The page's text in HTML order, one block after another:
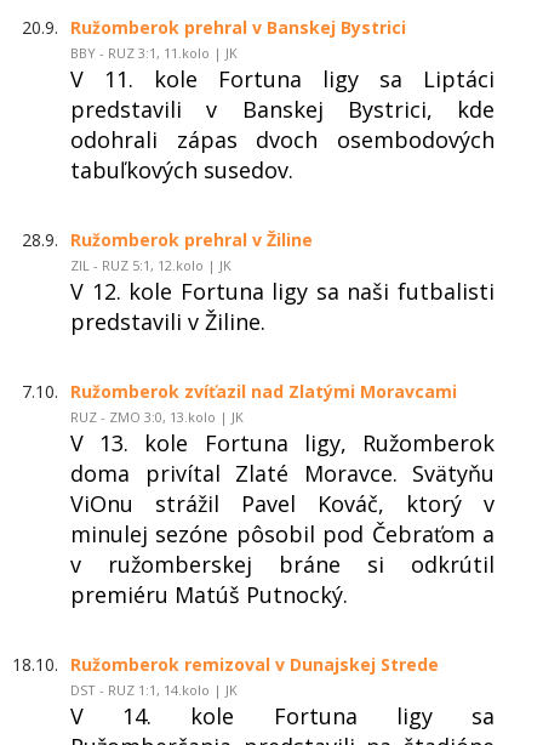
20.9. Ružomberok prehral v Banskej Bystrici
BBY - RUZ 3:1, 11.kolo | JK
V 11. kole Fortuna ligy sa Liptáci
predstavili v Banskej Bystrici, kde
odohrali zápas dvoch osembodových
tabuľkových susedov.
28.9. Ružomberok prehral v Žiline
ZIL - RUZ 5:1, 12.kolo | JK
V 12. kole Fortuna ligy sa naši futbalisti
predstavili v Žiline.
7.10. Ružomberok zvíťazil nad Zlatými Moravcami
RUZ - ZMO 3:0, 13.kolo | JK
V 13. kole Fortuna ligy, Ružomberok
doma privítal Zlaté Moravce. Svätyňu
ViOnu strážil Pavel Kováč, ktorý v
minulej sezóne pôsobil pod Čebraťom a
v ružomberskej bráne si odkrútil
premiéru Matúš Putnocký.
18.10. Ružomberok remizoval v Dunajskej Strede
DST - RUZ 1:1, 14.kolo | JK
V 14. kole Fortuna ligy sa